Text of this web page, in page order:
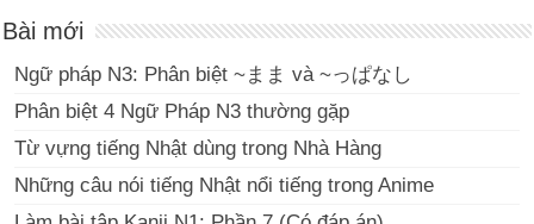
Bài mới
Ngữ pháp N3: Phân biệt ~まま và ~っぱなし
Phân biệt 4 Ngữ Pháp N3 thường gặp
Từ vựng tiếng Nhật dùng trong Nhà Hàng
Những câu nói tiếng Nhật nổi tiếng trong Anime